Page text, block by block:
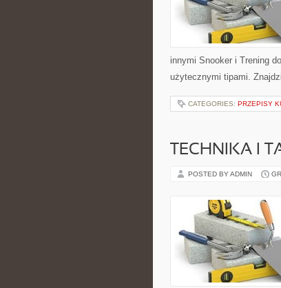
innymi Snooker i Trening
użytecznymi tipami.
CATEGORIES: PRZEPISY
TECHNIKA I
POSTED BY ADMIN